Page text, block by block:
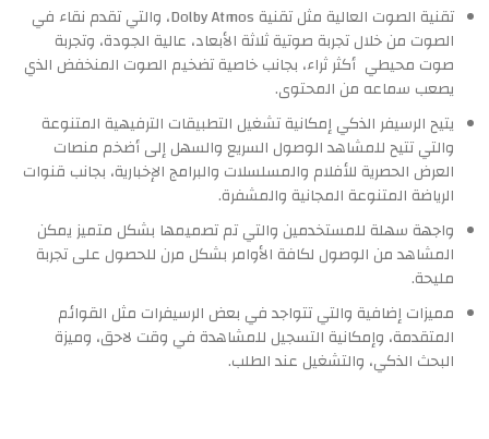
تقنية الصوت العالية مثل تقنية Dolby Atmos، والتي تقدم نقاء في
الصوت من خلال تجربة صوتية ثلاثة الأبعاد، عالية الجودة، وتجربة
صوت محيطي أكثر ثراء، بجانب خاصية تضخيم الصوت المنخفض الذي
يصعب سماعه من المحتوى.
يتيح الرسيفر الذكي إمكانية تشغيل التطبيقات الترفيهية المتنوعة
والتي تتيح للمشاهد الوصول السريع والسهل إلى أضخم منصات
العرض الحصرية للأفلام والمسلسلات والبرامج الإخبارية، بجانب قنوات
الرياضة المتنوعة المجانية والمشفرة.
واجهة سهلة للمستخدمين والتي تم تصميمها بشكل متميز يمكن
المشاهد من الوصول لكافة الأوامر بشكل مرن للحصول على تجربة
مليحة.
مميزات إضافية والتي تتواجد في بعض الرسيفرات مثل القوائم
المتقدمة، وإمكانية التسجيل للمشاهدة في وقت لاحق، وميزة
البحث الذكي، والتشغيل عند الطلب.